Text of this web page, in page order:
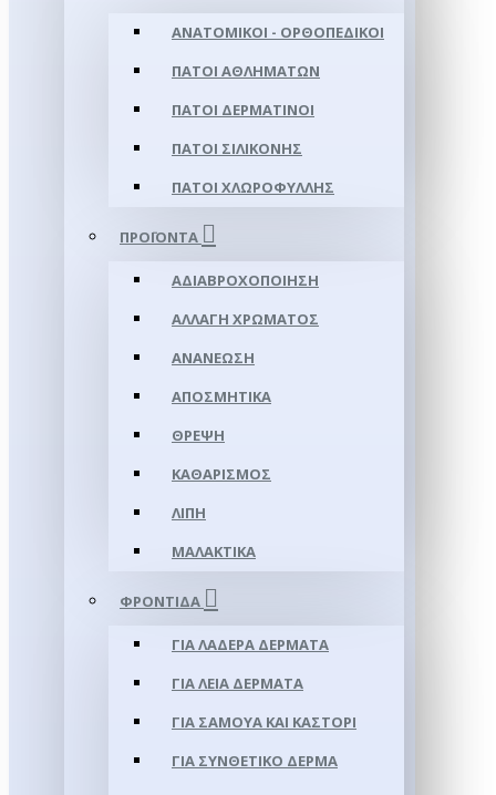
ΑΝΑΤΟΜΙΚΟΊ - ΟΡΘΟΠΕΔΙΚΟΊ
ΠΆΤΟΙ ΑΘΛΗΜΆΤΩΝ
ΠΆΤΟΙ ΔΕΡΜΆΤΙΝΟΙ
ΠΆΤΟΙ ΣΙΛΙΚΌΝΗΣ
ΠΆΤΟΙ ΧΛΩΡΟΦΎΛΛΗΣ
ΠΡΟΪΌΝΤΑ
ΑΔΙΑΒΡΟΧΟΠΟΊΗΣΗ
ΑΛΛΑΓΉ ΧΡΏΜΑΤΟΣ
ΑΝΑΝΈΩΣΗ
ΑΠΟΣΜΗΤΙΚΆ
ΘΡΈΨΗ
ΚΑΘΑΡΙΣΜΌΣ
ΛΊΠΗ
ΜΑΛΑΚΤΙΚΆ
ΦΡΟΝΤΊΔΑ
ΓΙΑ ΛΑΔΕΡΆ ΔΈΡΜΑΤΑ
ΓΙΑ ΛΕΊΑ ΔΈΡΜΑΤΑ
ΓΙΑ ΣΑΜΟΥΑ ΚΑΙ ΚΑΣΤΌΡΙ
ΓΙΑ ΣΥΝΘΕΤΙΚΌ ΔΈΡΜΑ